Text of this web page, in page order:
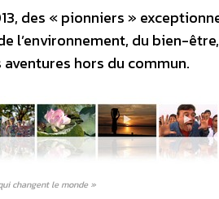
des « pionniers »
l’environnement, du bien-
hors du commun.
changent le monde »